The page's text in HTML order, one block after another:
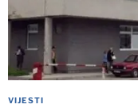
VIJESTI